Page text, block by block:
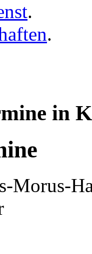
.
.
in
Morus-